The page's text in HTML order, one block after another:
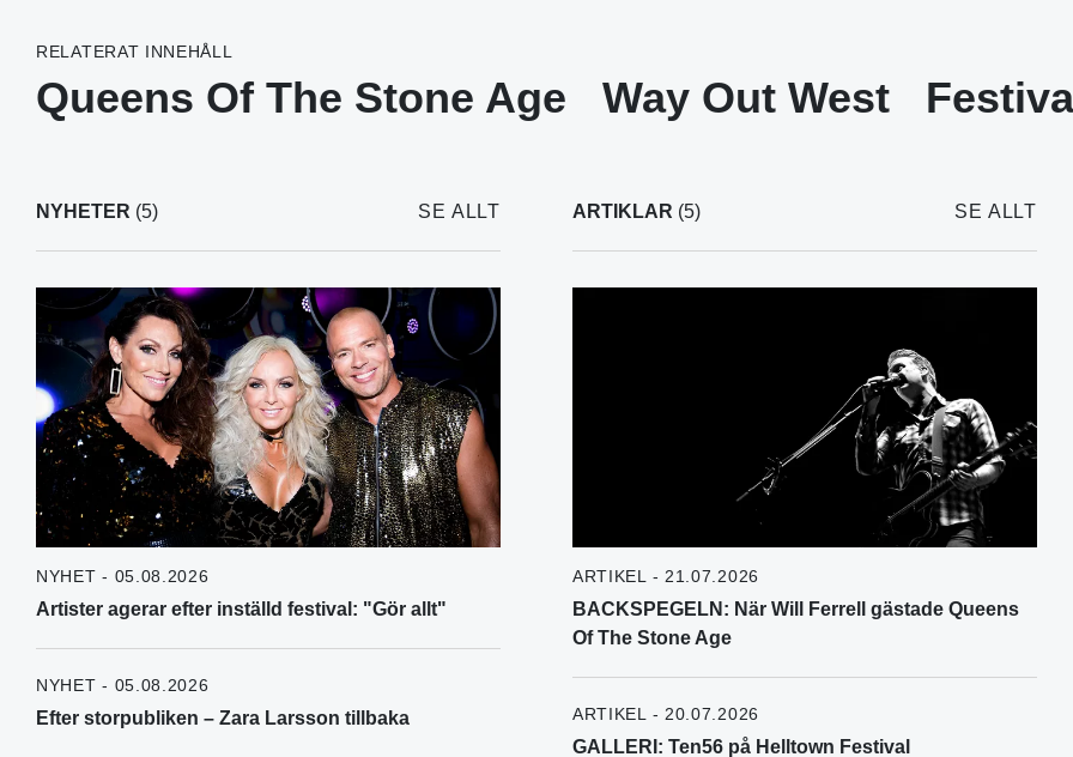
RELATERAT INNEHÅLL
Queens Of The Stone Age Way Out West
NYHETER (5) SE ALLT
NYHET - 05.08.2026
Artister agerar efter inställd festival: "Gör allt"
NYHET - 05.08.2026
Efter storpubliken – Zara Larsson tillbaka
ARTIKLAR (5) SE ALLT
ARTIKEL - 21.07.2026
BACKSPEGELN: När Will Ferrell gästade Queens
Of The Stone Age
ARTIKEL - 20.07.2026
GALLERI: Ten56 på Helltown Festival